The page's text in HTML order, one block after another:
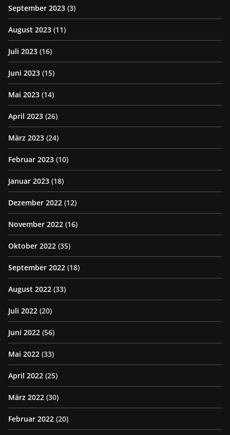
September 2023 (3)
August 2023 (11)
Juli 2023 (16)
Juni 2023 (15)
Mai 2023 (14)
April 2023 (26)
März 2023 (24)
Februar 2023 (10)
Januar 2023 (18)
Dezember 2022 (12)
November 2022 (16)
Oktober 2022 (35)
September 2022 (18)
August 2022 (33)
Juli 2022 (20)
Juni 2022 (56)
Mai 2022 (33)
April 2022 (25)
März 2022 (30)
Februar 2022 (20)